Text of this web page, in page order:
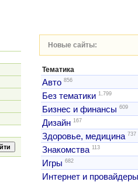
Новые сайты:
Тематика
Авто 856
Без тематики 1,799
Бизнес и финансы 609
Дизайн 167
Здоровье, медицина 737
Знакомства 113
Игры 682
Интернет и провайдеры